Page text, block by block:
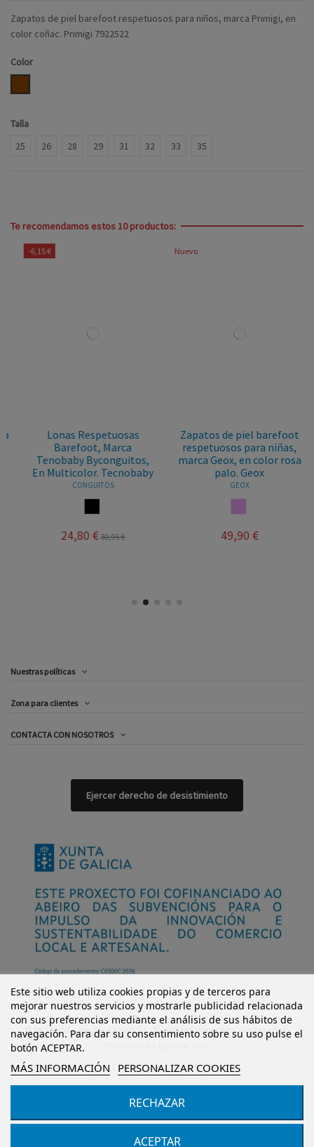
Zapatos de piel barefoot respetuosos para niños, marca Primigi, en
color coñac. Primigi 7922522
Color
Talla
25
26 28 29 31 32 33 35
Añadir al carrito
Te recomendamos estos 10 productos:
-6,15 €
Lonas Respetuosas
Barefoot, Marca
Tenobaby Byconguitos,
En Multicolor. Tecnobaby
CONGUITOS
24,80 € 30,95 €
Nuevo
Zapatos de piel barefoot
respetuosos para niñas,
marca Geox, en color rosa
palo. Geox
GEOX
49,90 €
Nuestras políticas
Zona para clientes
CONTACTA CON NOSOTROS
Este sitio web utiliza cookies propias y de terceros para
mejorar nuestros servicios y mostrarle publicidad relacionada
con sus preferencias mediante el análisis de sus hábitos de
navegación. Para dar su consentimiento sobre su uso pulse el
botón ACEPTAR.
MÁS INFORMACIÓN PERSONALIZAR COOKIES
RECHAZAR
ACEPTAR
Ejercer derecho de desistimiento
© Mi Castillo Kinder Shoes S.L. Todos los derechos reservados.